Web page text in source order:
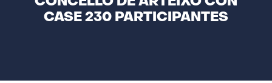
CASE 230 PARTICIPANTES